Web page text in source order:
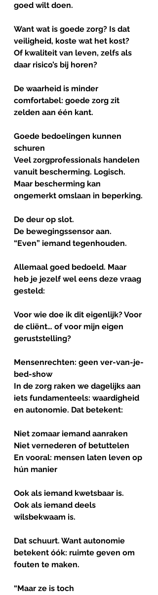
goed wilt doen.
Want wat is goede zorg? Is dat
veiligheid, koste wat het kost?
Of kwaliteit van leven, zelfs als
daar risico’s bij horen?
De waarheid is minder
comfortabel: goede zorg zit
zelden aan één kant.
Goede bedoelingen kunnen
schuren
Veel zorgprofessionals handelen
vanuit bescherming. Logisch.
Maar bescherming kan
ongemerkt omslaan in beperking.
De deur op slot.
De bewegingssensor aan.
“Even” iemand tegenhouden.
Allemaal goed bedoeld. Maar
heb je jezelf wel eens deze vraag
gesteld:
Voor wie doe ik dit eigenlijk? Voor
de cliënt… of voor mijn eigen
geruststelling?
Mensenrechten: geen ver-van-je-
bed-show
In de zorg raken we dagelijks aan
iets fundamenteels: waardigheid
en autonomie. Dat betekent:
Niet zomaar iemand aanraken
Niet vernederen of betuttelen
En vooral: mensen laten leven op
hún manier
Ook als iemand kwetsbaar is.
Ook als iemand deels
wilsbekwaam is.
Dat schuurt. Want autonomie
betekent óók: ruimte geven om
fouten te maken.
“Maar ze is toch